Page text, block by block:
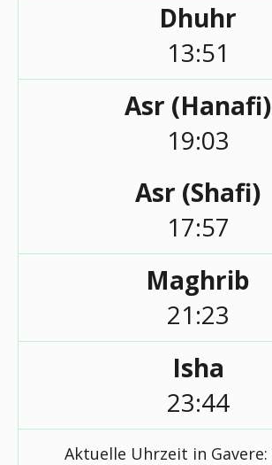
Dhuhr
13:51
Asr (Hanafi)
19:03
Asr (Shafi)
17:57
Maghrib
21:23
Isha
23:44
Aktuelle Uhrzeit in Gavere: